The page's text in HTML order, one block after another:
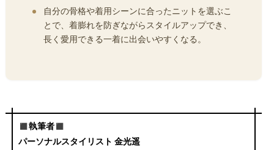
自分の骨格や着用シーンに合ったニットを選ぶこ
とで、着膨れを防ぎながらスタイルアップでき、
長く愛用できる一着に出会いやすくなる。
◼︎執筆者◼︎
パーソナルスタイリスト 金光遥